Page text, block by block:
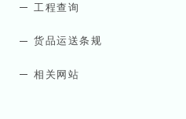
工程查询
货品运送条规
相关网站